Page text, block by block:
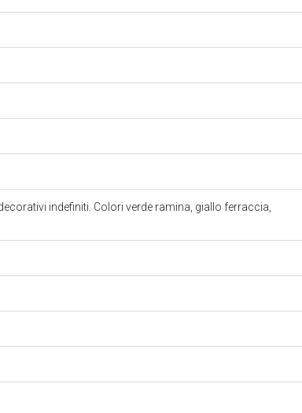
indefiniti. Colori verde ramina, giallo ferraccia,